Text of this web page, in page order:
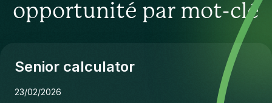
opportunité par mot-clé
Senior calculator
23/02/2026